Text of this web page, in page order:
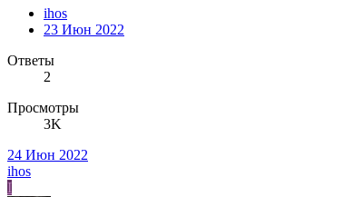
ihos
23 Июн 2022
Ответы
2
Просмотры
3K
24 Июн 2022
ihos
I